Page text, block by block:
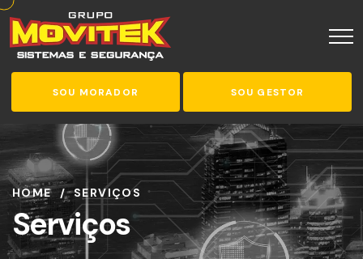
SOU MORADOR SOU GESTOR
HOME SERVIÇOS
Serviços